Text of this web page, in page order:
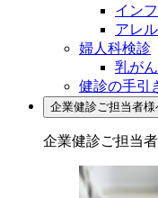
イン
アレ
婦人科検診
乳が
健診の手引
企業健診ご担当者様
企業健診ご担当